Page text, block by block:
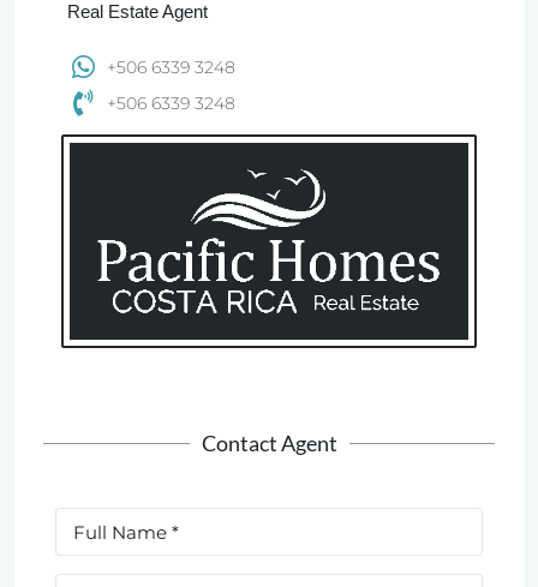
Real Estate Agent
+506 6339 3248
+506 6339 3248
Contact Agent